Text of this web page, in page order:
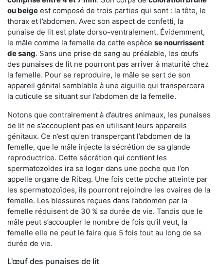
ou beige est composé de trois parties qui sont : la tête, le
thorax et l’abdomen. Avec son aspect de confetti, la
punaise de lit est plate dorso-ventralement. Évidemment,
le mâle comme la femelle de cette espèce se nourrissent
de sang. Sans une prise de sang au préalable, les œufs
des punaises de lit ne pourront pas arriver à maturité chez
la femelle. Pour se reproduire, le mâle se sert de son
appareil génital semblable à une aiguille qui transpercera
la cuticule se situant sur l’abdomen de la femelle.
Notons que contrairement à d’autres animaux, les punaises
de lit ne s’accouplent pas en utilisant leurs appareils
génitaux. Ce n’est qu’en transperçant l’abdomen de la
femelle, que le mâle injecte la sécrétion de sa glande
reproductrice. Cette sécrétion qui contient les
spermatozoïdes ira se loger dans une poche que l’on
appelle organe de Ribag. Une fois cette poche atteinte par
les spermatozoïdes, ils pourront rejoindre les ovaires de la
femelle. Les blessures reçues dans l’abdomen par la
femelle réduisent de 30 % sa durée de vie. Tandis que le
mâle peut s’accoupler le nombre de fois qu’il veut, la
femelle elle ne peut le faire que 5 fois tout au long de sa
durée de vie.
L’œuf des punaises de lit